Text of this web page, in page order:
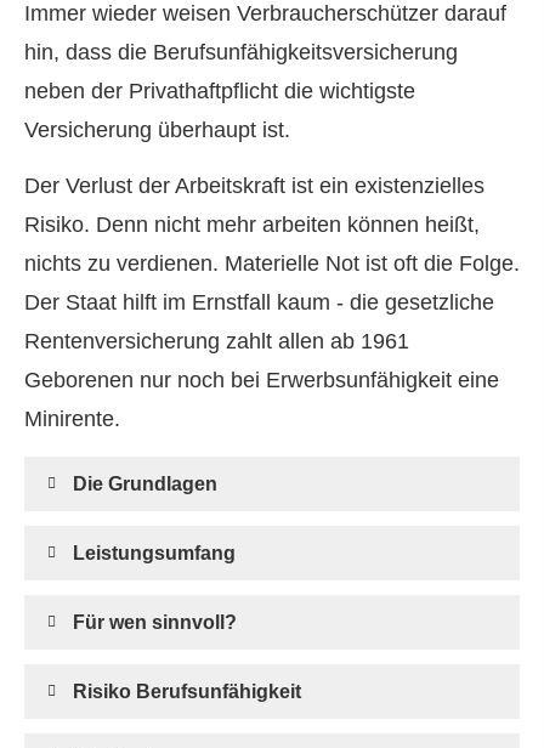
Immer wieder weisen Verbraucherschützer darauf
hin, dass die Berufs­unfähig­keitsversicherung
neben der Privathaftpflicht die wichtigste
Versicherung überhaupt ist.
Der Verlust der Arbeitskraft ist ein existenzielles
Risiko. Denn nicht mehr arbeiten können heißt,
nichts zu verdienen. Materielle Not ist oft die Folge.
Der Staat hilft im Ernstfall kaum - die gesetzliche
Rentenversicherung zahlt allen ab 1961
Geborenen nur noch bei Erwerbsunfähigkeit eine
Minirente.
Die Grundlagen
Leistungsumfang
Für wen sinnvoll?
Risiko Berufs­unfähig­keit